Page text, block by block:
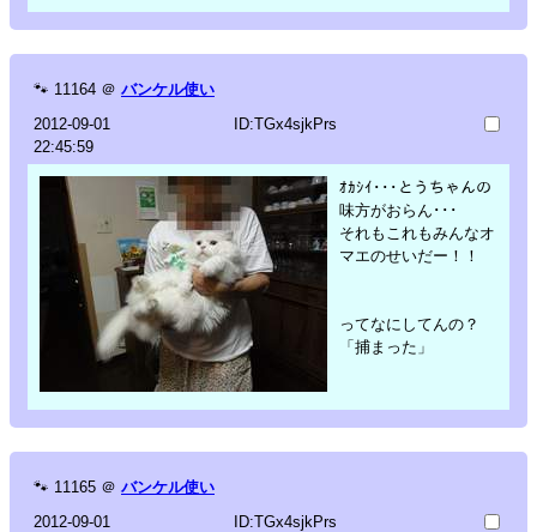
🐾 11164 ＠ バンケル使い
2012-09-01
22:45:59
ID:TGx4sjkPrs
ｵｶｼｲ･･･とうちゃんの
味方がおらん･･･
それもこれもみんなオ
マエのせいだー！！
ってなにしてんの？
「捕まった」
🐾 11165 ＠ バンケル使い
2012-09-01
ID:TGx4sjkPrs